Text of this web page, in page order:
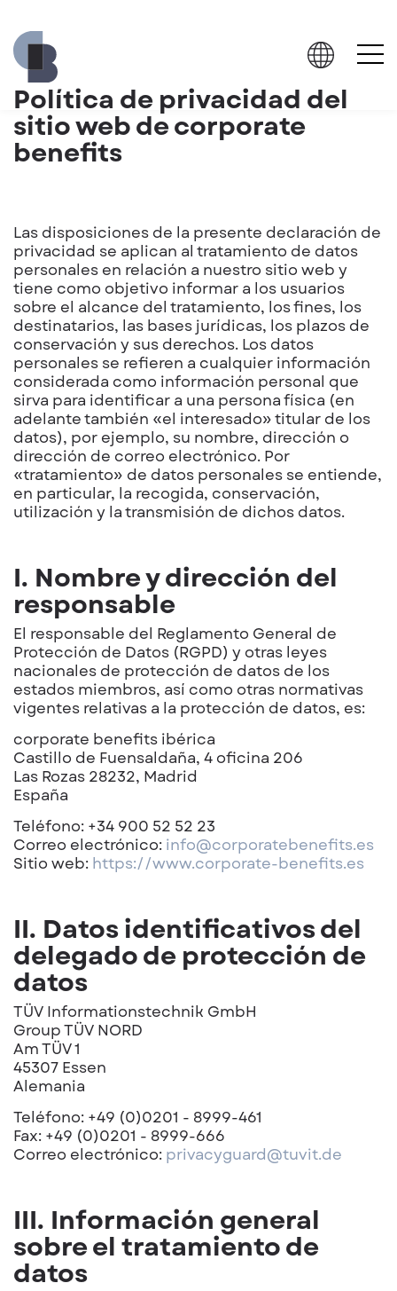
Política de privacidad del
sitio web de corporate
benefits
Las disposiciones de la presente declaración de
privacidad se aplican al tratamiento de datos
personales en relación a nuestro sitio web y
tiene como objetivo informar a los usuarios
sobre el alcance del tratamiento, los fines, los
destinatarios, las bases jurídicas, los plazos de
conservación y sus derechos. Los datos
personales se refieren a cualquier información
considerada como información personal que
sirva para identificar a una persona física (en
adelante también «el interesado» titular de los
datos), por ejemplo, su nombre, dirección o
dirección de correo electrónico. Por
«tratamiento» de datos personales se entiende,
en particular, la recogida, conservación,
utilización y la transmisión de dichos datos.
I. Nombre y dirección del
responsable
El responsable del Reglamento General de
Protección de Datos (RGPD) y otras leyes
nacionales de protección de datos de los
estados miembros, así como otras normativas
vigentes relativas a la protección de datos, es:
corporate benefits ibérica
Castillo de Fuensaldaña, 4 oficina 206
Las Rozas 28232, Madrid
España
Teléfono: +34 900 52 52 23
Correo electrónico: info@corporatebenefits.es
Sitio web: https://www.corporate-benefits.es
II. Datos identificativos del
delegado de protección de
datos
TÜV Informationstechnik GmbH
Group TÜV NORD
Am TÜV 1
45307 Essen
Alemania
Teléfono: +49 (0)0201 - 8999-461
Fax: +49 (0)0201 - 8999-666
Correo electrónico: privacyguard@tuvit.de
III. Información general
sobre el tratamiento de
datos